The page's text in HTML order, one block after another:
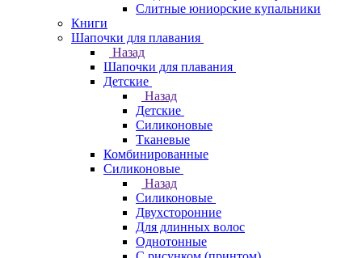
Слитные юниорские купальники
Книги
Шапочки для плавания
Назад
Шапочки для плавания
Детские
Назад
Детские
Силиконовые
Тканевые
Комбинированные
Силиконовые
Назад
Силиконовые
Двухсторонние
Для длинных волос
Однотонные